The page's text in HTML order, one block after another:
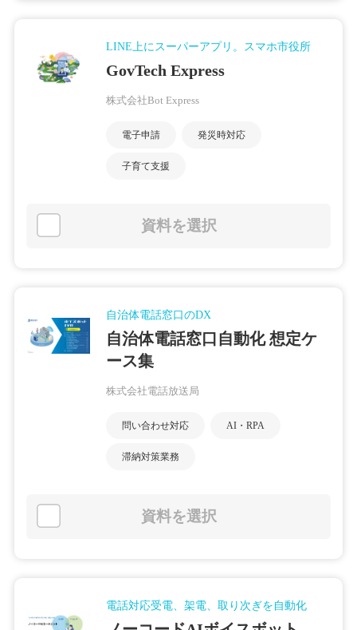
LINE上にスーパーアプリ。スマホ市役所
GovTech Express
株式会社Bot Express
電子申請 発災時対応
子育て支援
資料を選択
自治体電話窓口のDX
自治体電話窓口自動化 想定ケ
ース集
株式会社電話放送局
問い合わせ対応 AI・RPA
滞納対策業務
資料を選択
電話対応受電、架電、取り次ぎを自動化